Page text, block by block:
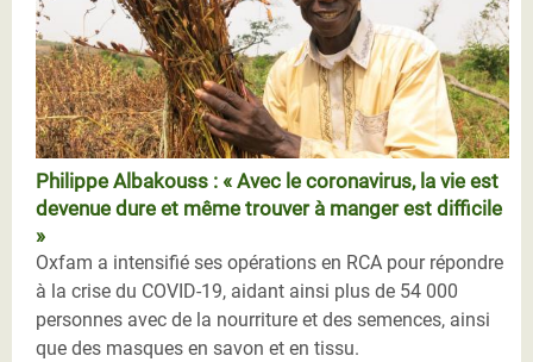
Philippe Albakouss : « Avec le coronavirus, la vie est
devenue dure et même trouver à manger est difficile
»
Oxfam a intensifié ses opérations en RCA pour répondre
à la crise du COVID-19, aidant ainsi plus de 54 000
personnes avec de la nourriture et des semences, ainsi
que des masques en savon et en tissu.